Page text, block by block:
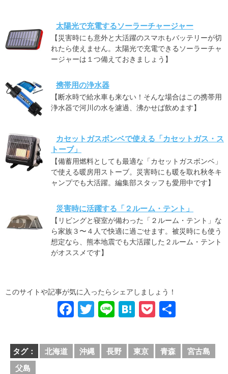
太陽光で充電するソーラーチャージャー
【災害時にも意外と大活躍のスマホもバッテリーが切
れたら使えません。太陽光で充電できるソーラーチャ
ージャーは１つ備えておきましょう】
携帯用の浄水器
【断水時で給水車も来ない！そんな場合はこの携帯用
浄水器で河川の水を濾過、沸かせば飲めます】
カセットガスボンベで使える「カセットガス・ス
トーブ」
【備蓄用燃料としても最適な「カセットガスボンベ」
で使える暖房用ストーブ。災害時にも暖を取れ秋冬キ
ャンプでも大活躍。編集部スタッフも愛用中です】
災害時に活躍する「２ルーム・テント」
【リビングと寝室が備わった「２ルーム・テント」な
ら家族３〜４人で快適に過ごせます。被災時にも使う
想定なら、熊本地震でも大活躍した２ルーム・テント
がオススメです】
このサイトや記事が気に入ったらシェアしましょう！
F
a
c
e
T
wi
tt
er
Li
n
e
H
at
e
n
P
o
ck
et
タグ： 北海道 沖縄 長野 東京 青森
宮古島
父島